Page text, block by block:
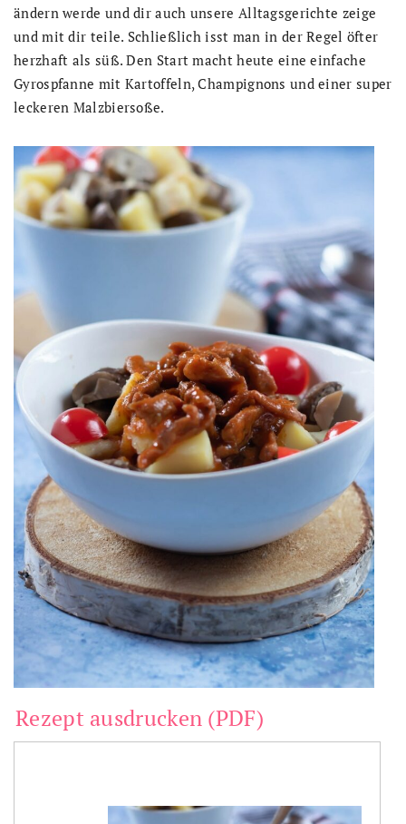
ändern werde und dir auch unsere Alltagsgerichte zeige
und mit dir teile. Schließlich isst man in der Regel öfter
herzhaft als süß. Den Start macht heute eine einfache
Gyrospfanne mit Kartoffeln, Champignons und einer super
leckeren Malzbiersoße.
Rezept ausdrucken (PDF)